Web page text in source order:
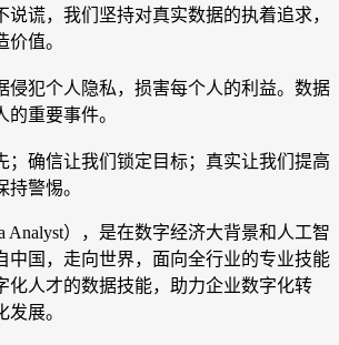
说谎，我们坚持对真实数据的执着追求，
值。
侵犯个人隐私，损害每个人的利益。数据
重要事件。
；确信让我们锁定目标；真实让我们提高
警惕。
Analyst），是在数字经济大背景和人工智
中国，走向世界，面向全行业的专业技能
化人才的数据技能，助力企业数字化转
展。